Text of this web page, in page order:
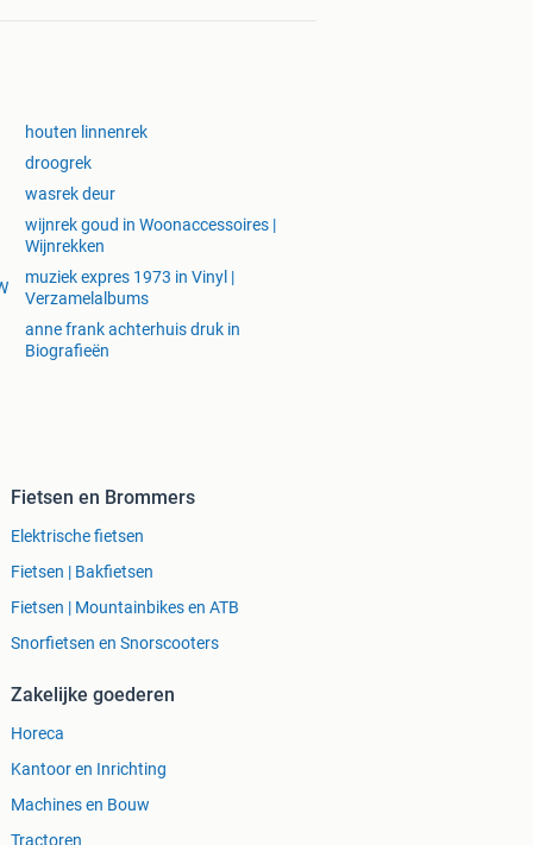
houten linnenrek
droogrek
wasrek deur
wijnrek goud in Woonaccessoires |
Wijnrekken
muziek expres 1973 in Vinyl |
Verzamelalbums
anne frank achterhuis druk in
Biografieën
Fietsen en Brommers
Elektrische fietsen
Fietsen | Bakfietsen
Fietsen | Mountainbikes en ATB
Snorfietsen en Snorscooters
Zakelijke goederen
Horeca
Kantoor en Inrichting
Machines en Bouw
Tractoren